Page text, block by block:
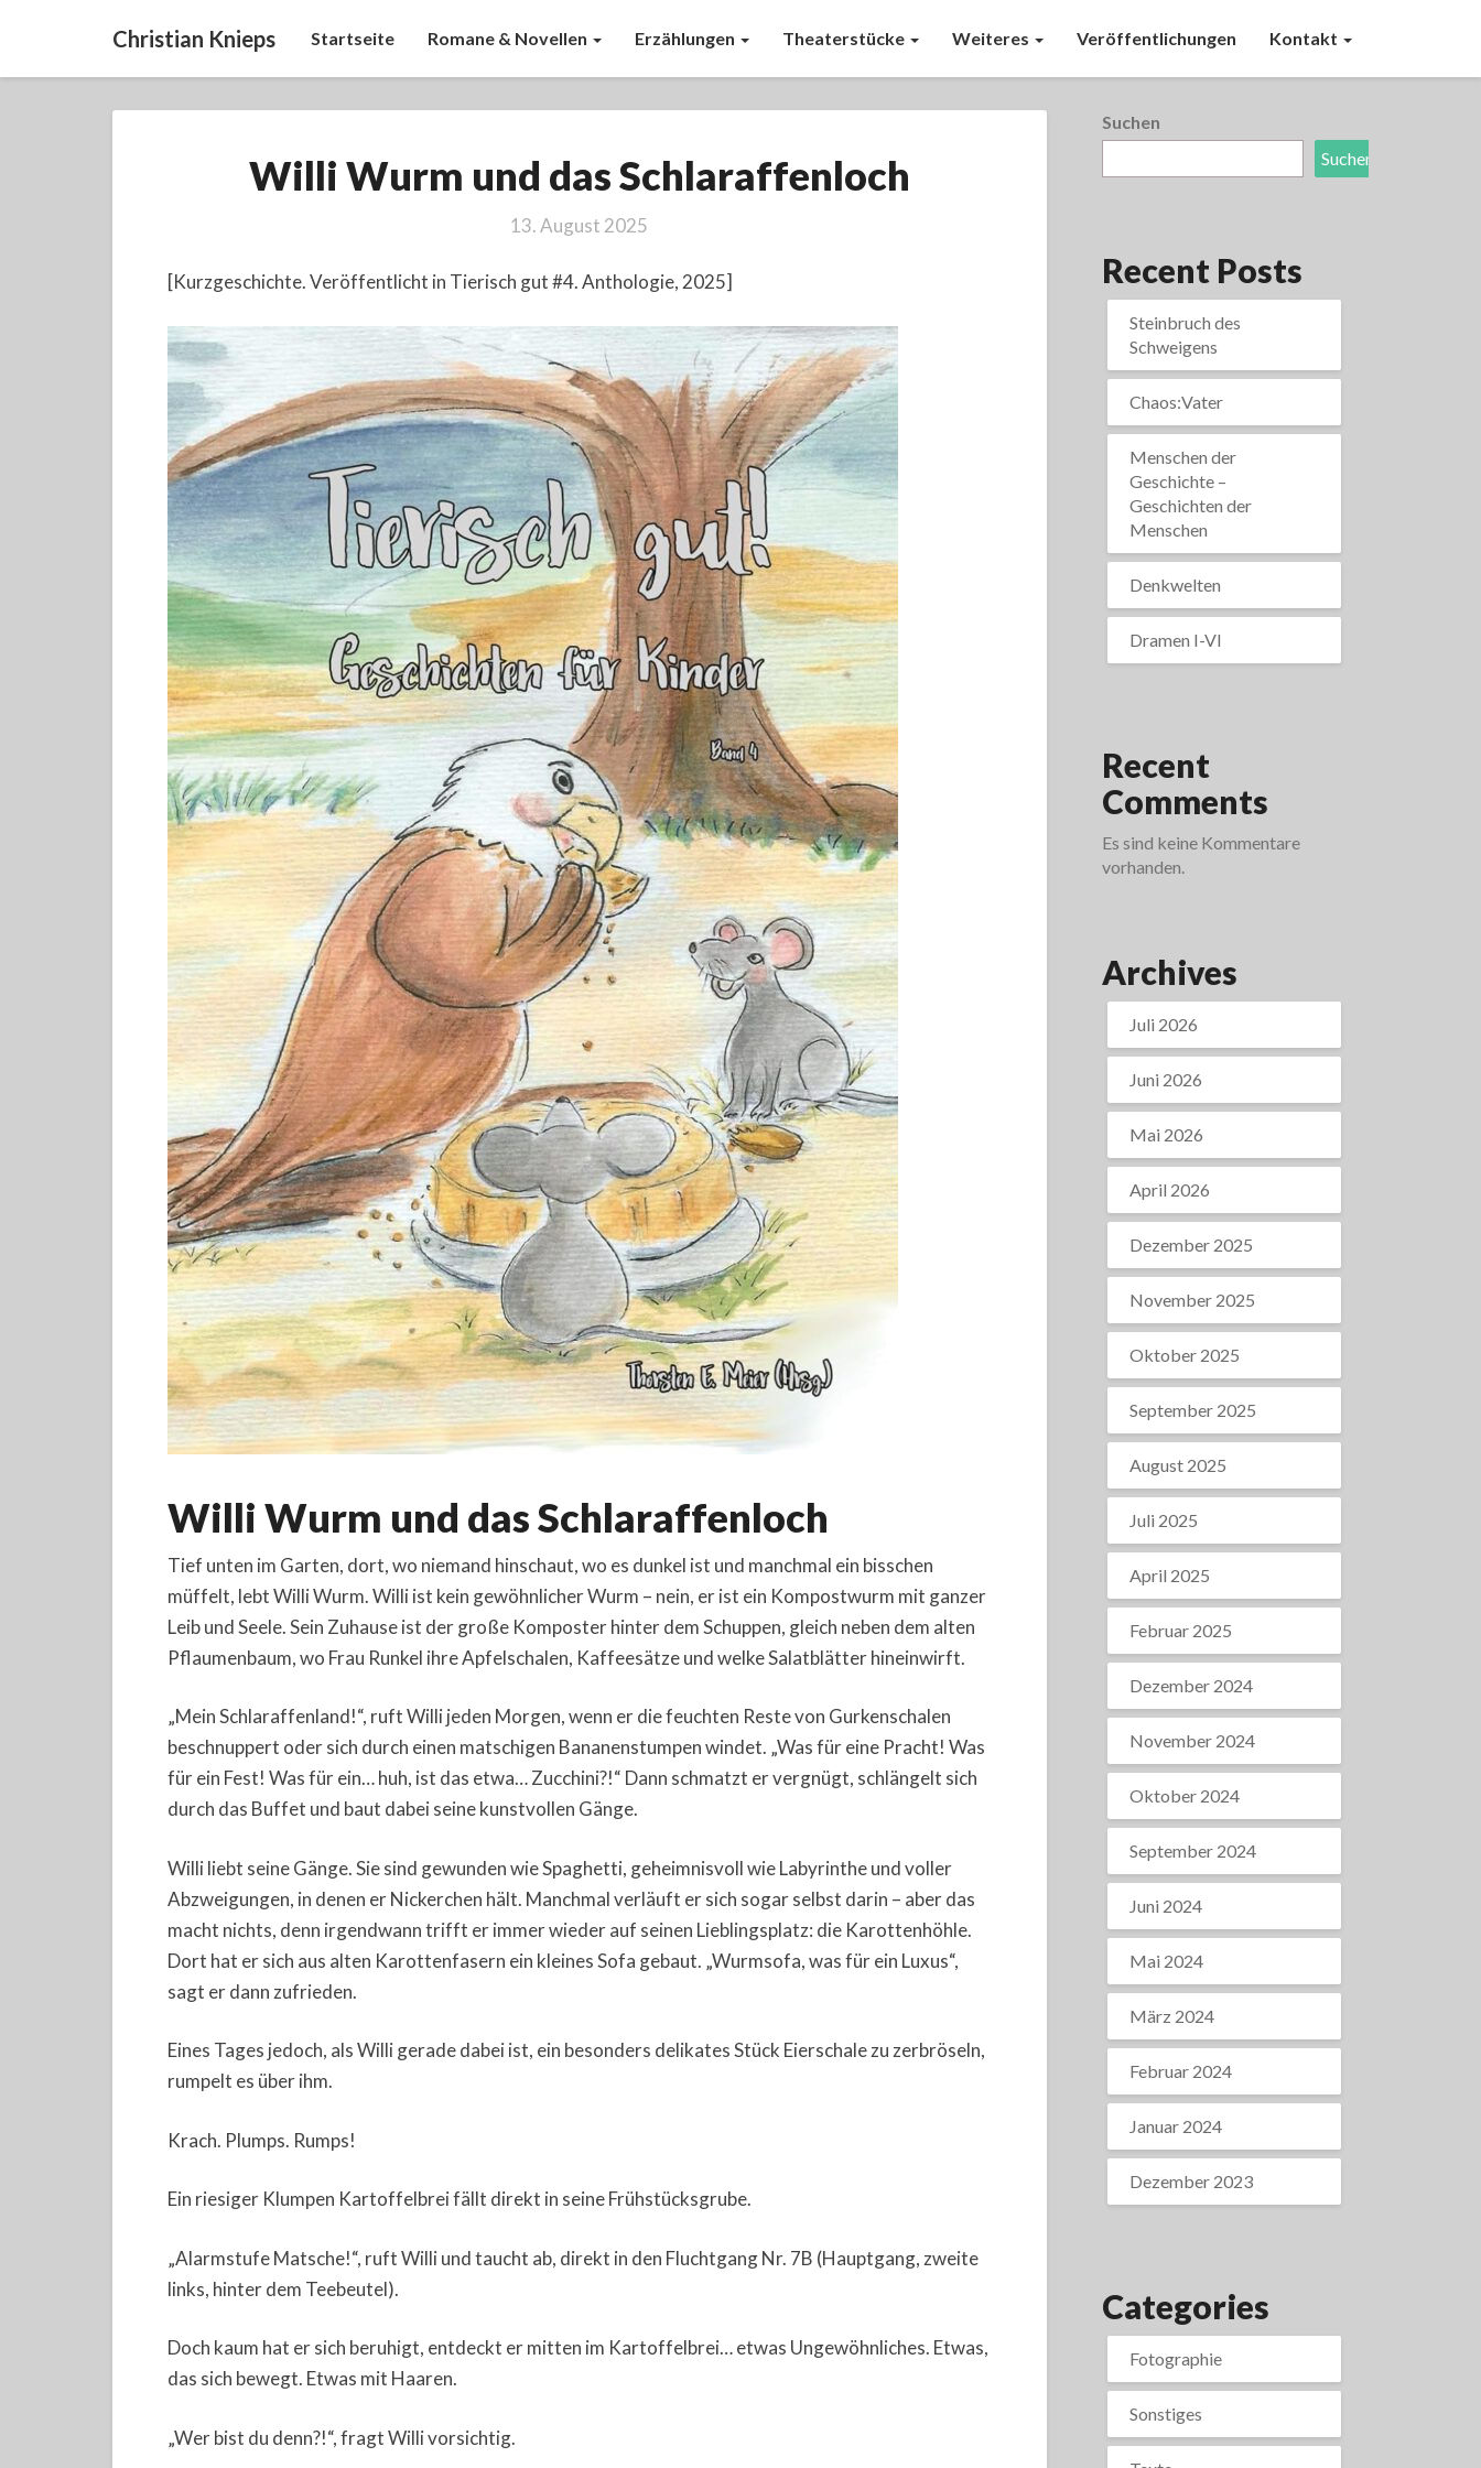
Christian Knieps Startseite Romane & Novellen Erzählungen Theaterstücke Weiteres Veröffentlichungen Kontakt
Wurm
das
Willi Wurm und das Schlaraffenloch
13. August 2025
[Kurzgeschichte. Veröffentlicht in Tierisch gut #4. Anthologie, 2025]
Willi Wurm und das Schlaraffenloch
Tief unten im Garten, dort, wo niemand hinschaut, wo es dunkel ist und manchmal ein bisschen
müffelt, lebt Willi Wurm. Willi ist kein gewöhnlicher Wurm – nein, er ist ein Kompostwurm mit ganzer
Leib und Seele. Sein Zuhause ist der große Komposter hinter dem Schuppen, gleich neben dem alten
Pflaumenbaum, wo Frau Runkel ihre Apfelschalen, Kaffeesätze und welke Salatblätter hineinwirft.
„Mein Schlaraffenland!“, ruft Willi jeden Morgen, wenn er die feuchten Reste von Gurkenschalen
beschnuppert oder sich durch einen matschigen Bananenstumpen windet. „Was für eine Pracht! Was
für ein Fest! Was für ein… huh, ist das etwa… Zucchini?!“ Dann schmatzt er vergnügt, schlängelt sich
durch das Buffet und baut dabei seine kunstvollen Gänge.
Willi liebt seine Gänge. Sie sind gewunden wie Spaghetti, geheimnisvoll wie Labyrinthe und voller
Abzweigungen, in denen er Nickerchen hält. Manchmal verläuft er sich sogar selbst darin – aber das
macht nichts, denn irgendwann trifft er immer wieder auf seinen Lieblingsplatz: die Karottenhöhle.
Dort hat er sich aus alten Karottenfasern ein kleines Sofa gebaut. „Wurmsofa, was für ein Luxus“,
sagt er dann zufrieden.
Eines Tages jedoch, als Willi gerade dabei ist, ein besonders delikates Stück Eierschale zu zerbröseln,
rumpelt es über ihm.
Krach. Plumps. Rumps!
Ein riesiger Klumpen Kartoffelbrei fällt direkt in seine Frühstücksgrube.
„Alarmstufe Matsche!“, ruft Willi und taucht ab, direkt in den Fluchtgang Nr. 7B (Hauptgang, zweite
links, hinter dem Teebeutel).
Doch kaum hat er sich beruhigt, entdeckt er mitten im Kartoffelbrei… etwas Ungewöhnliches. Etwas,
das sich bewegt. Etwas mit Haaren.
„Wer bist du denn?!“, fragt Willi vorsichtig.
Suchen
Suchen
Recent Posts
Steinbruch des
Schweigens
Chaos:Vater
Menschen der
Geschichte –
Geschichten der
Menschen
Denkwelten
Dramen I-VI
Recent
Comments
Es sind keine Kommentare
vorhanden.
Archives
Juli 2026
Juni 2026
Mai 2026
April 2026
Dezember 2025
November 2025
Oktober 2025
September 2025
August 2025
Juli 2025
April 2025
Februar 2025
Dezember 2024
November 2024
Oktober 2024
September 2024
Juni 2024
Mai 2024
März 2024
Februar 2024
Januar 2024
Dezember 2023
Categories
Fotographie
Sonstiges